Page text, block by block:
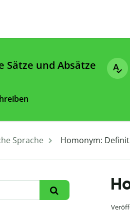
Sätze und Absätze
Sprache Homonym: